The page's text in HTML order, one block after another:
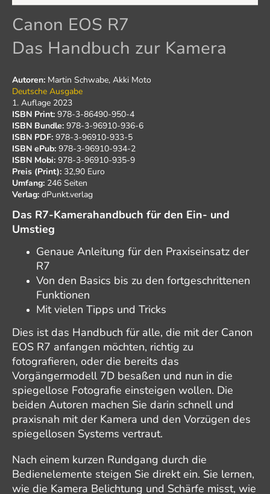
Canon EOS R7
Das Handbuch zur Kamera
Autoren: Martin Schwabe, Akki Moto
Deutsche Ausgabe
1. Auflage 2023
ISBN Print: 978-3-86490-950-4
ISBN Bundle: 978-3-96910-936-6
ISBN PDF: 978-3-96910-933-5
ISBN ePub: 978-3-96910-934-2
ISBN Mobi: 978-3-96910-935-9
Preis (Print): 32,90 Euro
Umfang: 246 Seiten
Verlag: dPunkt.verlag
Das R7-Kamerahandbuch für den Ein- und
Umstieg
Genaue Anleitung für den Praxiseinsatz der
R7
Von den Basics bis zu den fortgeschrittenen
Funktionen
Mit vielen Tipps und Tricks
Dies ist das Handbuch für alle, die mit der Canon
EOS R7 anfangen möchten, richtig zu
fotografieren, oder die bereits das
Vorgängermodell 7D besaßen und nun in die
spiegellose Fotografie einsteigen wollen. Die
beiden Autoren machen Sie darin schnell und
praxisnah mit der Kamera und den Vorzügen des
spiegellosen Systems vertraut.
Nach einem kurzen Rundgang durch die
Bedienelemente steigen Sie direkt ein. Sie lernen,
wie die Kamera Belichtung und Schärfe misst, wie